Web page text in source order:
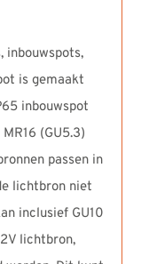
inbouwspots,
is gemaakt
inbouwspot
(GU5.3)
passen in
lichtbron niet
inclusief GU10
lichtbron,